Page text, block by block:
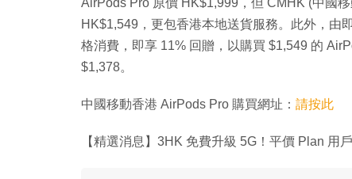
HK$1,549，更包香港本地送貨服務。此外，由
格消費，即享 11% 回贈，以購買 $1,549 的
$1,378。
中國移動香港 AirPods Pro 購買網址： 請按此
【精選消息】3HK 免費升級 5G！平價 Plan 用